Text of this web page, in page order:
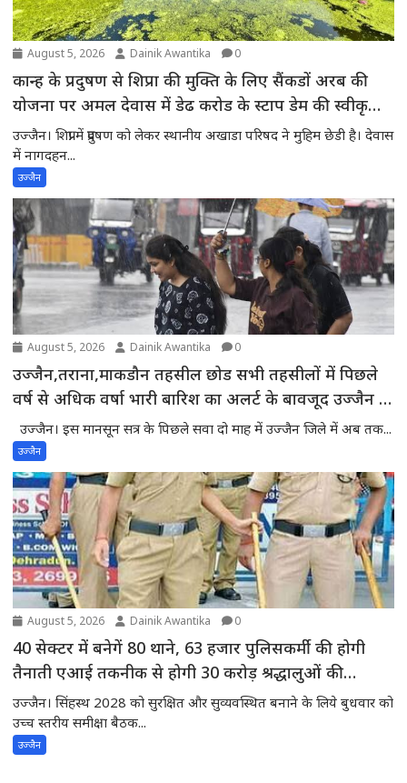
August 5, 2026 Dainik Awantika 0
कान्ह के प्रदुषण से शिप्रा की मुक्ति के लिए सैंकडों अरब की
योजना पर अमल देवास में डेढ करोड के स्टाप डेम की स्वीकृति
की अपेक्षा में शिप्रा में प्रदुषण -स्थानीय अखाडा परिषद के
अध्यक्ष ने मुख्यमंत्री से चर्चाकर पूरे मामले से अवगत करवाया
उज्जैन। शिप्रा में प्रदुषण को लेकर स्थानीय अखाडा परिषद ने मुहिम छेडी है। देवास
में नागदहन...
उज्जैन
August 5, 2026 Dainik Awantika 0
उज्जैन,तराना,माकडौन तहसील छोड सभी तहसीलों में पिछले
वर्ष से अधिक वर्षा भारी बारिश का अलर्ट के बावजूद उज्जैन में
मौसम साफ -प्रदेश में वर्षा का घाटा बढकर 18 फीसदी तक
पहुंचा,55 में से 43 जिले सामान्य वर्षा से पीछे
उज्जैन। इस मानसून सत्र के पिछले सवा दो माह में उज्जैन जिले में अब तक...
उज्जैन
August 5, 2026 Dainik Awantika 0
40 सेक्टर में बनेगें 80 थाने, 63 हजार पुलिसकर्मी की होगी
तैनाती एआई तकनीक से होगी 30 करोड़ श्रद्धालुओं की
निगरानी
उज्जैन। सिंहस्थ 2028 को सुरक्षित और सुव्यवस्थित बनाने के लिये बुधवार को
उच्च स्तरीय समीक्षा बैठक...
उज्जैन